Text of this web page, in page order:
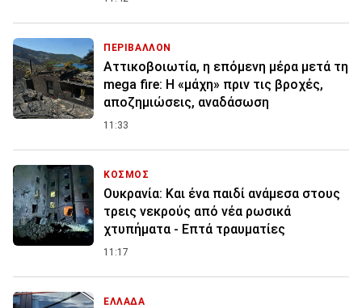
ΠΕΡΙΒΑΛΛΟΝ
Αττικοβοιωτία, η επόμενη μέρα μετά τη
mega fire: Η «μάχη» πριν τις βροχές,
αποζημιώσεις, αναδάσωση
11:33
ΚΟΣΜΟΣ
Ουκρανία: Και ένα παιδί ανάμεσα στους
τρεις νεκρούς από νέα ρωσικά
χτυπήματα - Επτά τραυματίες
11:17
ΕΛΛΑΔΑ